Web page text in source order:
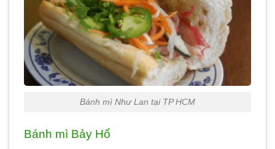
Bánh mì Như Lan tại TP HCM
Bánh mì Bảy Hổ